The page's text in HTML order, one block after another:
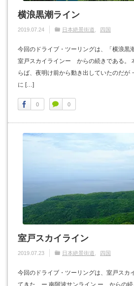
横浪黒潮ライン
2019.07.24 日本絶景街道 四国
今回のドライブ・ツーリングは、「横浪
室戸スカイラインー からの続きである。
らば、夜明け前から動き出していたのだが
に […]
0 0
室戸スカイライン
2019.07.23 日本絶景街道 四国
今回のドライブ・ツーリングは、室戸スカ
てきた ー 南阿波サンライン ー からの続